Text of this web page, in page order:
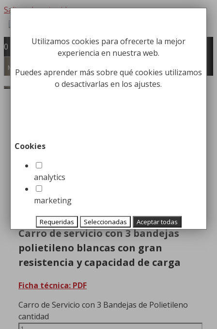
Saltar al contenido
Fabricación y comercialización de
equipamiento para la higiene industrial
Búsqueda de productos
0
Menú
Carro de Servicio con 3
Bandejas de Polietileno
Carro de servicio con 3 bandejas
polietileno blancas con gran
resistencia y capacidad de carga
Ficha técnica: PDF
Carro de Servicio con 3 Bandejas de Polietileno
cantidad
Utilizamos cookies para ofrecerte la mejor
experiencia en nuestra web.
Puedes aprender más sobre qué cookies utilizamos
o desactivarlas en los ajustes.
Cookies
analytics
marketing
Requeridas Seleccionadas Aceptar todas